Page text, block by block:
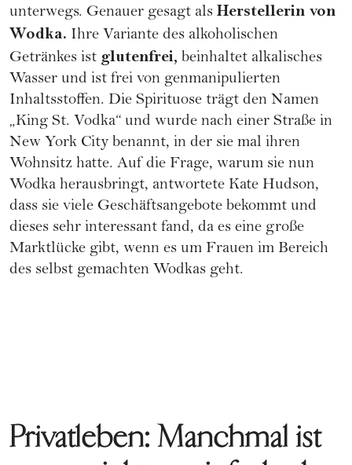
unterwegs. Genauer gesagt als Herstellerin von
Wodka. Ihre Variante des alkoholischen
Getränkes ist glutenfrei, beinhaltet alkalisches
Wasser und ist frei von genmanipulierten
Inhaltsstoffen. Die Spirituose trägt den Namen
„King St. Vodka“ und wurde nach einer Straße in
New York City benannt, in der sie mal ihren
Wohnsitz hatte. Auf die Frage, warum sie nun
Wodka herausbringt, antwortete Kate Hudson,
dass sie viele Geschäftsangebote bekommt und
dieses sehr interessant fand, da es eine große
Marktlücke gibt, wenn es um Frauen im Bereich
des selbst gemachten Wodkas geht.
Privatleben: Manchmal ist